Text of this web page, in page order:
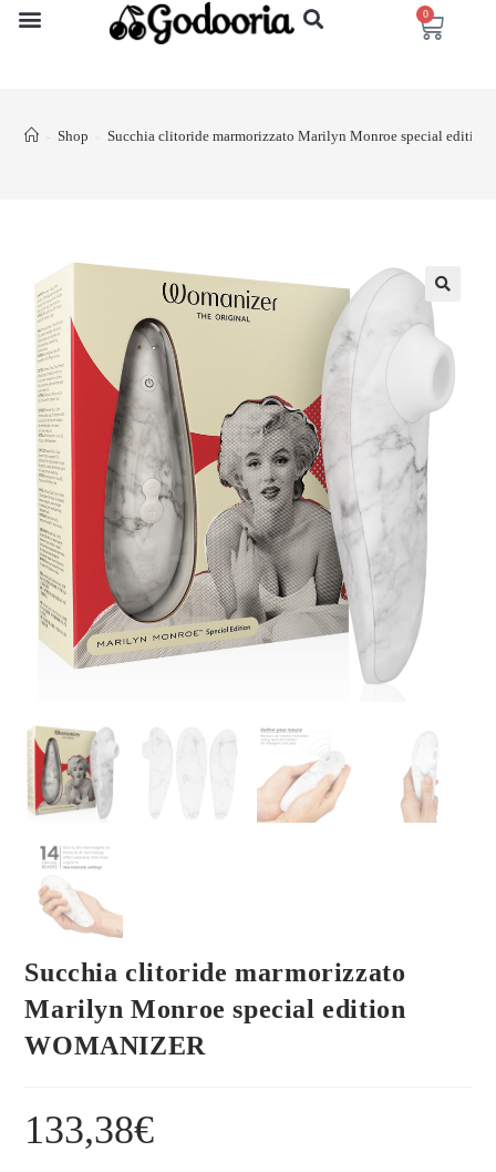
0
> Shop > Succhia clitoride marmorizzato Marilyn Monroe special edition
Succhia clitoride marmorizzato
Marilyn Monroe special edition
WOMANIZER
133,38€